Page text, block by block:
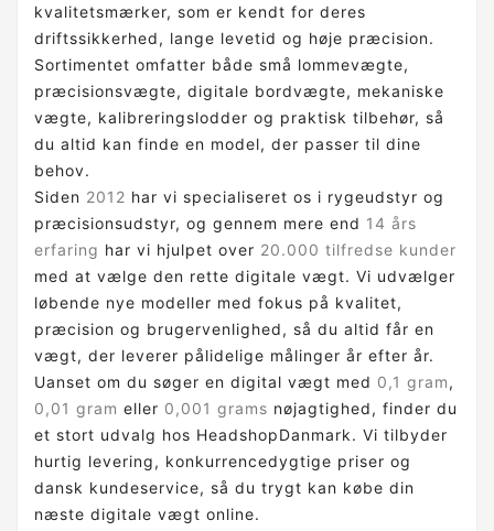
kvalitetsmærker, som er kendt for deres
driftssikkerhed, lange levetid og høje præcision.
Sortimentet omfatter både små lommevægte,
præcisionsvægte, digitale bordvægte, mekaniske
vægte, kalibreringslodder og praktisk tilbehør, så
du altid kan finde en model, der passer til dine
behov.
Siden 2012 har vi specialiseret os i rygeudstyr og
præcisionsudstyr, og gennem mere end 14 års
erfaring har vi hjulpet over 20.000 tilfredse kunder
med at vælge den rette digitale vægt. Vi udvælger
løbende nye modeller med fokus på kvalitet,
præcision og brugervenlighed, så du altid får en
vægt, der leverer pålidelige målinger år efter år.
Uanset om du søger en digital vægt med 0,1 gram,
0,01 gram eller 0,001 grams nøjagtighed, finder du
et stort udvalg hos HeadshopDanmark. Vi tilbyder
hurtig levering, konkurrencedygtige priser og
dansk kundeservice, så du trygt kan købe din
næste digitale vægt online.